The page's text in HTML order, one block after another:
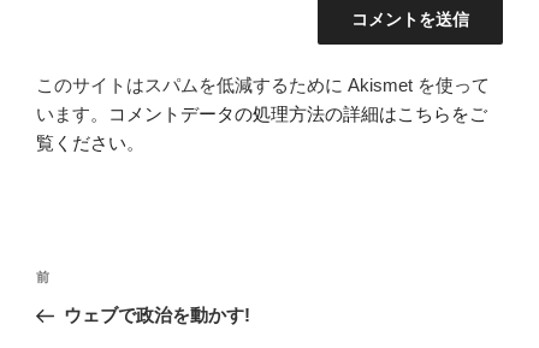
このサイトはスパムを低減するために Akismet を使って
います。
コメントデータの処理方法の詳細はこちらをご
覧ください。
投
ナ
前
の
前
ウェブで政治を動かす!